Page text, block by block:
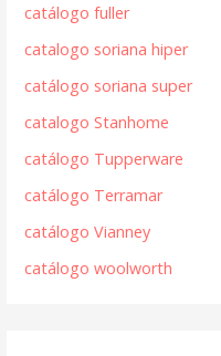
catálogo fuller
catalogo soriana hiper
catálogo soriana super
catalogo Stanhome
catálogo Tupperware
catálogo Terramar
catálogo Vianney
catálogo woolworth